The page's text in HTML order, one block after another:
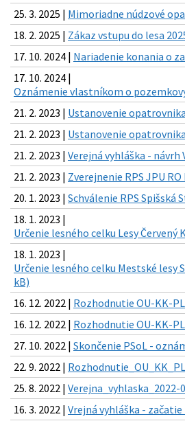
25. 3. 2025 | Mimoriadne núdzové
18. 2. 2025 | Zákaz vstupu do lesa
17. 10. 2024 | Nariadenie konania o
17. 10. 2024 |
Oznámenie vlastníkom o
21. 2. 2023 | Ustanovenie opatrovnika
21. 2. 2023 | Ustanovenie opatrovnika
21. 2. 2023 | Verejná vyhláška - návrh
21. 2. 2023 | Zverejnenie RPS JPU
20. 1. 2023 | Schválenie RPS Spišská
18. 1. 2023 |
Určenie lesného celku Lesy
18. 1. 2023 |
Určenie lesného celku Mestské lesy
kB)
16. 12. 2022 | Rozhodnutie OU-KK-
16. 12. 2022 | Rozhodnutie OU-KK-
27. 10. 2022 | Skončenie PSoL -
22. 9. 2022 |
25. 8. 2022 | Verejna_vyhlaska_2022-
16. 3. 2022 | Vrejná vyhláška -